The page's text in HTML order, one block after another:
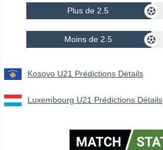
Plus de 2.5
Moins de 2.5
Kosovo U21 Prédictions Détails
Luxembourg U21 Prédictions Détails